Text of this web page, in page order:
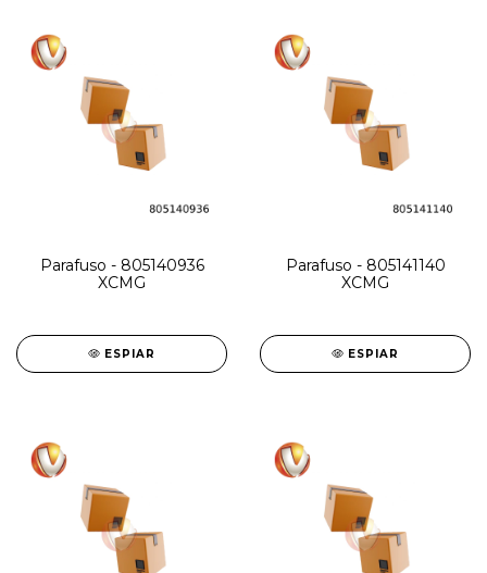
Parafuso - 805140936
XCMG
ESPIAR
Parafuso - 805141140
XCMG
ESPIAR